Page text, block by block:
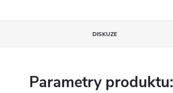
DISKUZE
Parametry produktu: